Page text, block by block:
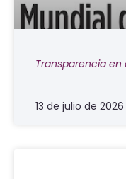
Transparencia en
13 de julio de 2026